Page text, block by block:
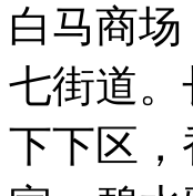
白马商
七街道
下下区，